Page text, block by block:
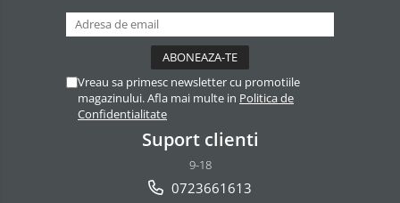
Vreau sa primesc newsletter cu promotiile
magazinului. Afla mai multe in Politica de
Confidentialitate
Suport clienti
9-18
0723661613